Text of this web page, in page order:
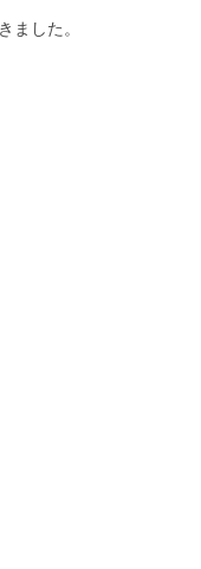
ました。